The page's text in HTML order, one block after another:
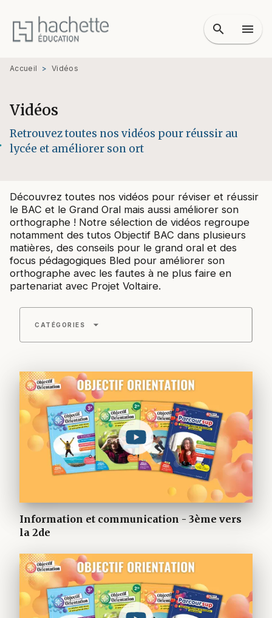
MENU RECHERCHE
PIED DE PAGE
search menu
Accueil > Vidéos
Vidéos
Retrouvez toutes nos vidéos pour réussir au
lycée et améliorer son ort
Découvrez toutes nos vidéos pour réviser et réussir
le BAC et le Grand Oral mais aussi améliorer son
orthographe ! Notre sélection de vidéos regroupe
notamment des tutos Objectif BAC dans plusieurs
matières, des conseils pour le grand oral et des
focus pédagogiques Bled pour améliorer son
orthographe avec les fautes à ne plus faire en
partenariat avec Projet Voltaire.
CATÉGORIES arrow_drop_down
Information et communication - 3ème vers
la 2de